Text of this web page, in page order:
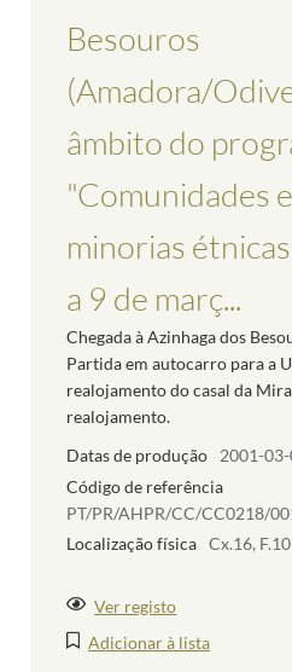
Besouros
(Amadora/
âmbito do
"Comunidades
minorias
a 9 de març...
Chegada à Azinhaga dos
Partida em autocarro para a
realojamento do casal da
realojamento.
Datas de produção
2001-
Código de referência
PT/PR/AHPR/CC/CC0218/
Localização física Cx.16, F.10
Ver registo
Adicionar à lista